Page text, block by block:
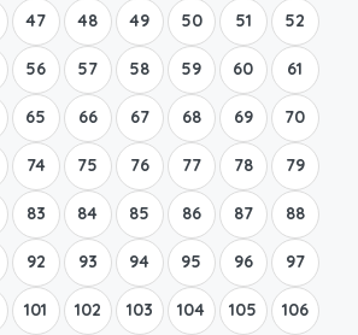
47 48 49 50 51 52
56 57 58 59 60 61
65 66 67 68 69 70
74 75 76 77 78 79
83 84 85 86 87 88
92 93 94 95 96 97
101 102 103 104 105 106